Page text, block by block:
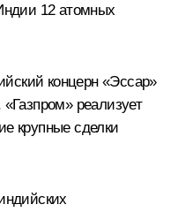
12 атомных
концерн «Эссар»
реализует
крупные сделки